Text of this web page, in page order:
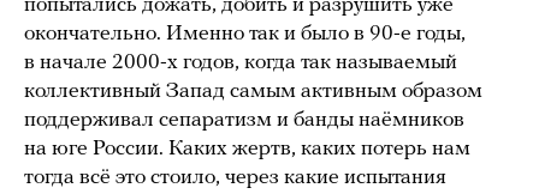
попытались дожать, добить и разрушить уже
окончательно. Именно так и было в 90-е годы,
в начале 2000-х годов, когда так называемый
коллективный Запад самым активным образом
поддерживал сепаратизм и банды наёмников
на юге России. Каких жертв, каких потерь нам
тогда всё это стоило, через какие испытания